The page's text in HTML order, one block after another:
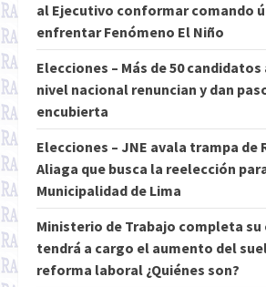
al Ejecutivo conformar comando
enfrentar Fenómeno El Niño
Elecciones – Más de 50
nivel nacional renuncian y dan
encubierta
Elecciones – JNE avala trampa de
Aliaga que busca la reelección
Municipalidad de Lima
Ministerio de Trabajo completa su
tendrá a cargo el aumento del
reforma laboral ¿Quiénes son?